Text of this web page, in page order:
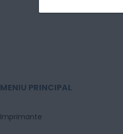
MENIU PRINCIPAL
Imprimante